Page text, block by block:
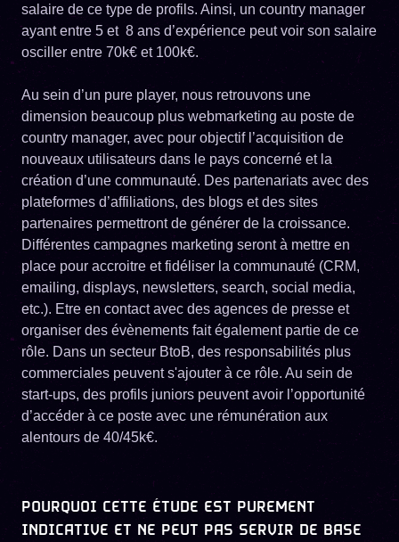
salaire de ce type de profils. Ainsi, un country manager
ayant entre 5 et 8 ans d’expérience peut voir son salaire
osciller entre 70k€ et 100k€.
Au sein d’un pure player, nous retrouvons une
dimension beaucoup plus webmarketing au poste de
country manager, avec pour objectif l’acquisition de
nouveaux utilisateurs dans le pays concerné et la
création d’une communauté. Des partenariats avec des
plateformes d’affiliations, des blogs et des sites
partenaires permettront de générer de la croissance.
Différentes campagnes marketing seront à mettre en
place pour accroitre et fidéliser la communauté (CRM,
emailing, displays, newsletters, search, social media,
etc.). Etre en contact avec des agences de presse et
organiser des évènements fait également partie de ce
rôle. Dans un secteur BtoB, des responsabilités plus
commerciales peuvent s'ajouter à ce rôle. Au sein de
start-ups, des profils juniors peuvent avoir l’opportunité
d’accéder à ce poste avec une rémunération aux
alentours de 40/45k€.
POURQUOI CETTE ÉTUDE EST PUREMENT
INDICATIVE ET NE PEUT PAS SERVIR DE BASE